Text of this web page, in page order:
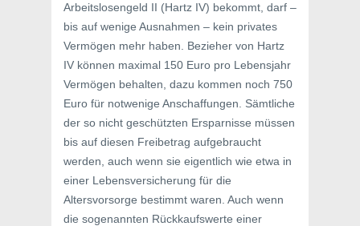
Arbeitslosengeld II (Hartz IV) bekommt, darf –
bis auf wenige Ausnahmen – kein privates
Vermögen mehr haben. Bezieher von Hartz
IV können maximal 150 Euro pro Lebensjahr
Vermögen behalten, dazu kommen noch 750
Euro für notwenige Anschaffungen. Sämtliche
der so nicht geschützten Ersparnisse müssen
bis auf diesen Freibetrag aufgebraucht
werden, auch wenn sie eigentlich wie etwa in
einer Lebensversicherung für die
Altersvorsorge bestimmt waren. Auch wenn
die sogenannten Rückkaufswerte einer